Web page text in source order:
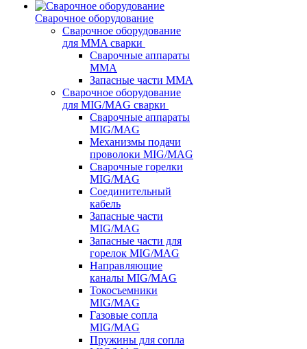
Сварочное оборудование
Сварочное оборудование
для MMA сварки
Сварочные аппараты
MMA
Запасные части MMA
Сварочное оборудование
для MIG/MAG сварки
Сварочные аппараты
MIG/MAG
Механизмы подачи
проволоки MIG/MAG
Сварочные горелки
MIG/MAG
Соединительный
кабель
Запасные части
MIG/MAG
Запасные части для
горелок MIG/MAG
Направляющие
каналы MIG/MAG
Токосъемники
MIG/MAG
Газовые сопла
MIG/MAG
Пружины для сопла